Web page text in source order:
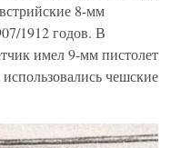
8-мм
1912 годов. В
имел 9-мм пистолет
чешские